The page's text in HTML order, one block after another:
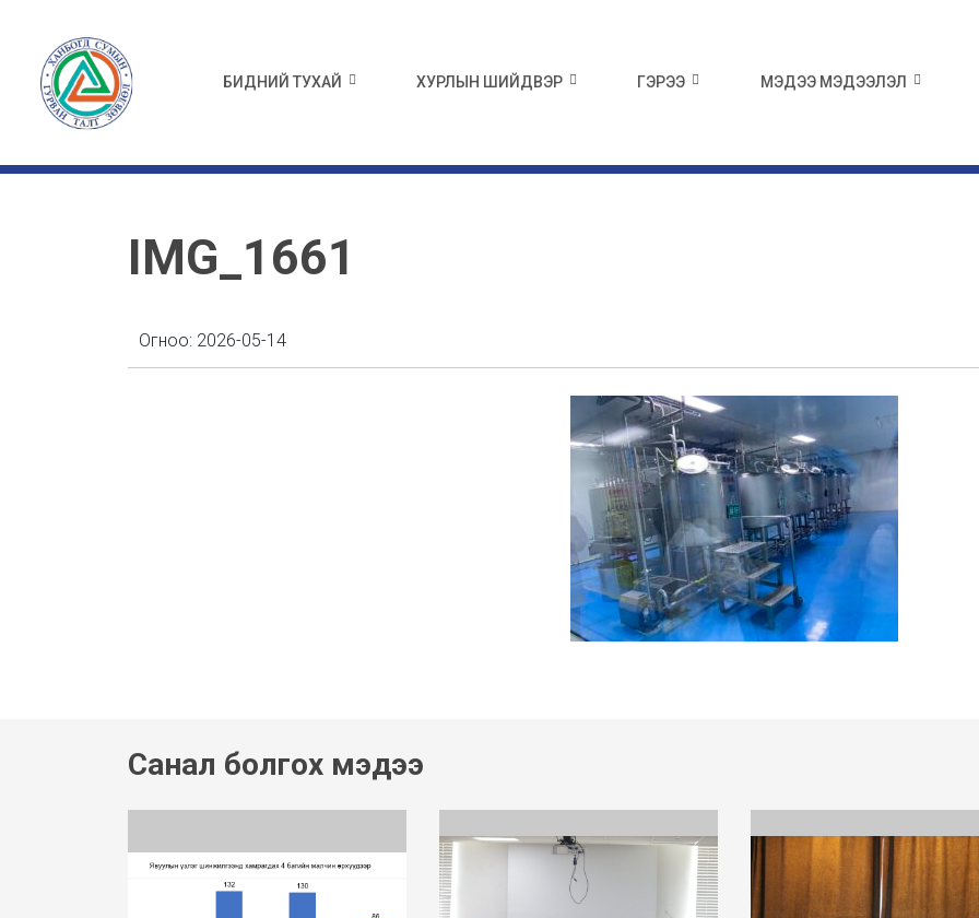
БИДНИЙ ТУХАЙ ХУРЛЫН ШИЙДВЭР ГЭРЭЭ МЭДЭЭ МЭДЭЭЛЭЛ
IMG_1661
Огноо: 2026-05-14
Санал болгох мэдээ